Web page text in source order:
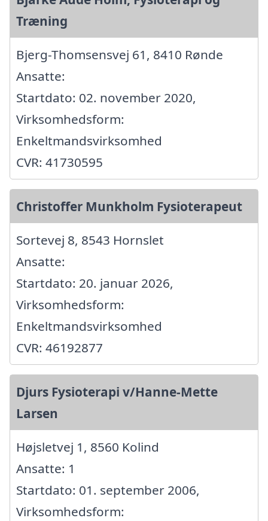
Træning
Bjerg-Thomsensvej 61, 8410 Rønde
Ansatte:
Startdato: 02. november 2020,
Virksomhedsform:
Enkeltmandsvirksomhed
CVR: 41730595
Christoffer Munkholm Fysioterapeut
Sortevej 8, 8543 Hornslet
Ansatte:
Startdato: 20. januar 2026,
Virksomhedsform:
Enkeltmandsvirksomhed
CVR: 46192877
Djurs Fysioterapi v/Hanne-Mette
Larsen
Højsletvej 1, 8560 Kolind
Ansatte: 1
Startdato: 01. september 2006,
Virksomhedsform: